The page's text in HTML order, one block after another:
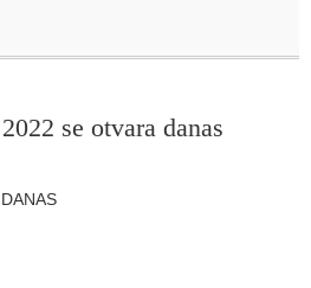
se otvara danas